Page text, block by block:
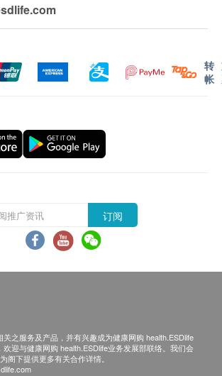
水系统AP Easy Complete(配三合一
亦有效过滤水中挥发性有机化合物
、余氯、异味、沉积物及隐孢子虫。
虫剂)
J 型水龙头_GA 荣获水务署颁发
》资格及荣获水务署第1级《用水效
配有LED滤芯更换提示灯，正常使用
动；当LED灯由蓝灯转红灯时，即表示
滤芯，同时必须更换新电池使正常操
效能
滤芯设计，方便简单
设计，更换滤芯时无须关掉是水源
设计，洁净卫生
受该订单，并且会於送货前透过电话
客再作安排。
订购之货品时，有责任检查货品是否
包装完整，如退换之产品有任何残缺
供应商有权不受理。
或遗漏查询，顾客必须保留有效收据
服务部跟进。
hk.com
52360198
转
帐
订阅
之服务及产品，并有兴趣成为健康网购 health.ESDlife
迎与健康网购 health.ESDlife业务发展部联络。我们会
阁下提供更多有关合作详情。